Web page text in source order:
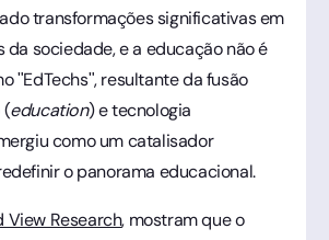
transformações significativas em
da sociedade, e a educação não é
"EdTechs", resultante da fusão
(education) e tecnologia
como um catalisador
o panorama educacional.
View Research, mostram que o